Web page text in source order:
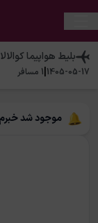
بلیط هواپیما
1405-05-17
|
1 مسافر
موجود شد